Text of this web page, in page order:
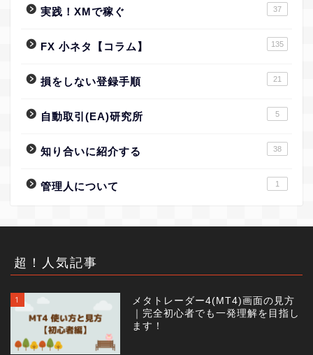
実践！XMで稼ぐ 37
FX 小ネタ【コラム】 135
損をしない登録手順 21
自動取引(EA)研究所 5
知り合いに紹介する 38
管理人について 1
超！人気記事
1
メタトレーダー4(MT4)画面の見方
｜完全初心者でも一発理解を目指し
ます！